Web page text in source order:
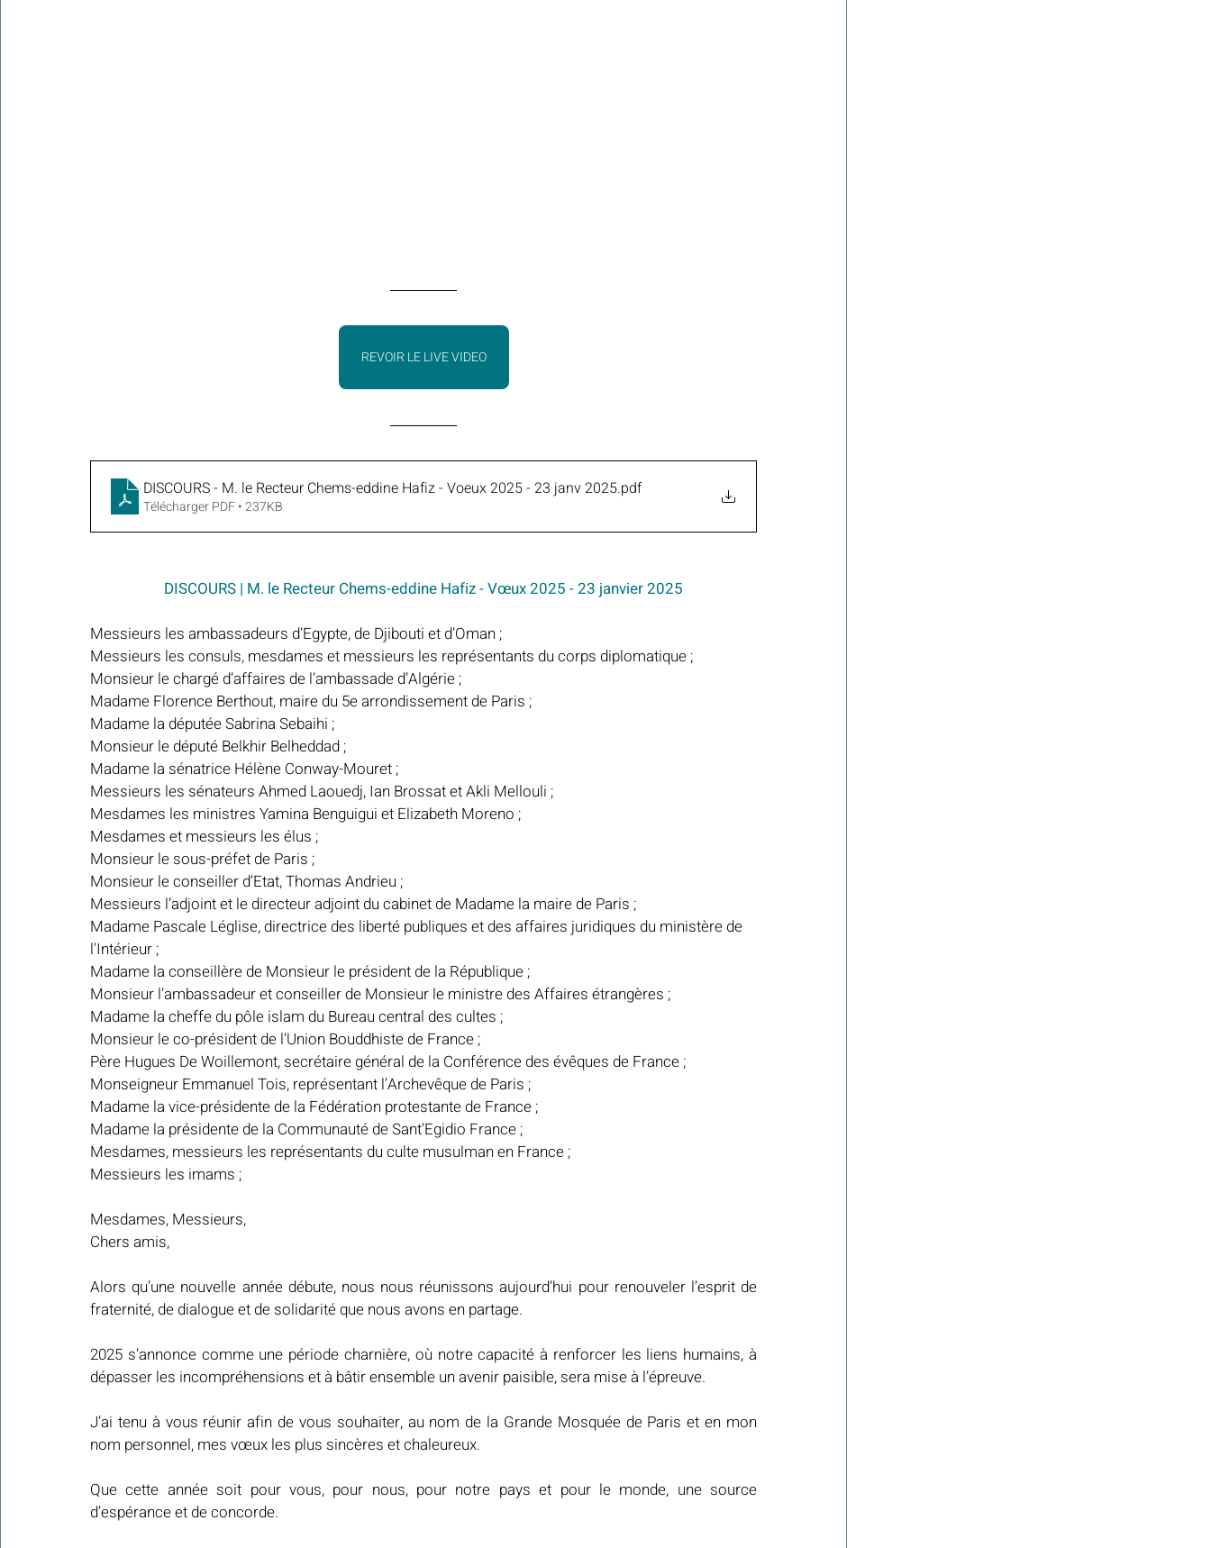
REVOIR LE LIVE VIDEO
DISCOURS - M. le Recteur Chems-eddine Hafiz - Voeux 2025 - 23 janv 2025.pdf
Télécharger PDF • 237KB
DISCOURS | M. le Recteur Chems-eddine Hafiz - Vœux 2025 - 23 janvier 2025
Messieurs les ambassadeurs d’Egypte, de Djibouti et d’Oman ;
Messieurs les consuls, mesdames et messieurs les représentants du corps diplomatique ;
Monsieur le chargé d’affaires de l’ambassade d’Algérie ;
Madame Florence Berthout, maire du 5e arrondissement de Paris ;
Madame la députée Sabrina Sebaihi ;
Monsieur le député Belkhir Belheddad ;
Madame la sénatrice Hélène Conway-Mouret ;
Messieurs les sénateurs Ahmed Laouedj, Ian Brossat et Akli Mellouli ;
Mesdames les ministres Yamina Benguigui et Elizabeth Moreno ;
Mesdames et messieurs les élus ;
Monsieur le sous-préfet de Paris ;
Monsieur le conseiller d’Etat, Thomas Andrieu ;
Messieurs l’adjoint et le directeur adjoint du cabinet de Madame la maire de Paris ;
Madame Pascale Léglise, directrice des liberté publiques et des affaires juridiques du ministère de
l'Intérieur ;
Madame la conseillère de Monsieur le président de la République ;
Monsieur l’ambassadeur et conseiller de Monsieur le ministre des Affaires étrangères ;
Madame la cheffe du pôle islam du Bureau central des cultes ;
Monsieur le co-président de l'Union Bouddhiste de France ;
Père Hugues De Woillemont, secrétaire général de la Conférence des évêques de France ;
Monseigneur Emmanuel Tois, représentant l’Archevêque de Paris ;
Madame la vice-présidente de la Fédération protestante de France ;
Madame la présidente de la Communauté de Sant’Egidio France ;
Mesdames, messieurs les représentants du culte musulman en France ;
Messieurs les imams ;
Mesdames, Messieurs,
Chers amis,
Alors qu’une nouvelle année débute, nous nous réunissons aujourd’hui pour renouveler l’esprit de
fraternité, de dialogue et de solidarité que nous avons en partage.
2025 s’annonce comme une période charnière, où notre capacité à renforcer les liens humains, à
dépasser les incompréhensions et à bâtir ensemble un avenir paisible, sera mise à l’épreuve.
J’ai tenu à vous réunir afin de vous souhaiter, au nom de la Grande Mosquée de Paris et en mon
nom personnel, mes vœux les plus sincères et chaleureux.
Que cette année soit pour vous, pour nous, pour notre pays et pour le monde, une source
d’espérance et de concorde.